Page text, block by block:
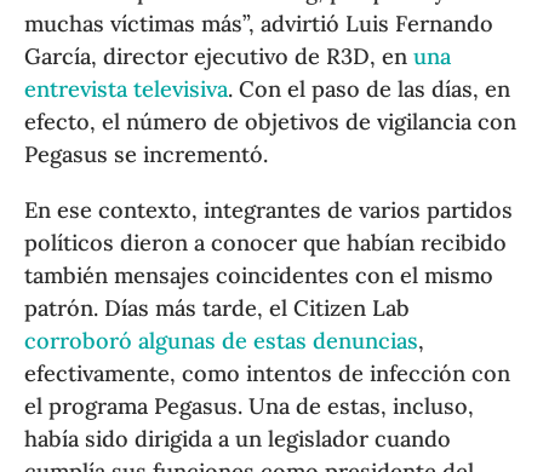
muchas víctimas más”, advirtió Luis Fernando
García, director ejecutivo de R3D, enuna
entrevista televisiva. Con el paso de las días, en
efecto, el número de objetivos de vigilancia con
Pegasus se incrementó.
En ese contexto, integrantes de varios partidos
políticos dieron a conocer que habían recibido
también mensajes coincidentes con el mismo
patrón. Días más tarde, el Citizen Lab
corroboró algunas de estas denuncias,
efectivamente, como intentos de infección con
el programa Pegasus. Una de estas, incluso,
había sido dirigida a un legislador cuando